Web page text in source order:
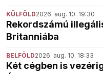
KÜLFÖLD2026. aug. 10. 19:30
Rekordszámú
Britanniába
BELFÖLD2026. aug. 10. 18:33
Két cégben is